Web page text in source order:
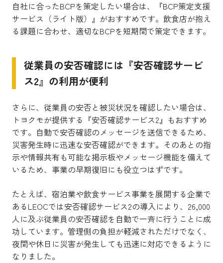
自社に合ったBCPを策定したい場合は、『BCP策定支援
サービス（ライト版）』がおすすめです。飲食店が抱え
る課題に合わせ、適切なBCPを短期間で策定できます。
従業員の安否確認には『安否確認サービ
ス2』の利用が便利
さらに、従業員の安否と被災状況を確認したい場合は、
トヨクモが提供する『安否確認サービス2』もおすすめ
です。自動で安否確認のメッセージを送信できるため、
災害発生時に迅速な安否確認ができます。そのあとの指
示や情報共有も可能な掲示板やメッセージ機能を備えて
いるため、事業の早期復旧にも役立つはずです。
たとえば、宿泊業や飲食サービス事業を展開する企業で
あるLEOCでは安否確認サービス2の導入により、26,000
人に及ぶ従業員の安否確認を自動で一斉に行うことに成
功しています。管理側の負担が軽減されただけでなく、
夜間や休日に災害が発生しても迅速に対応できるように
なりました。